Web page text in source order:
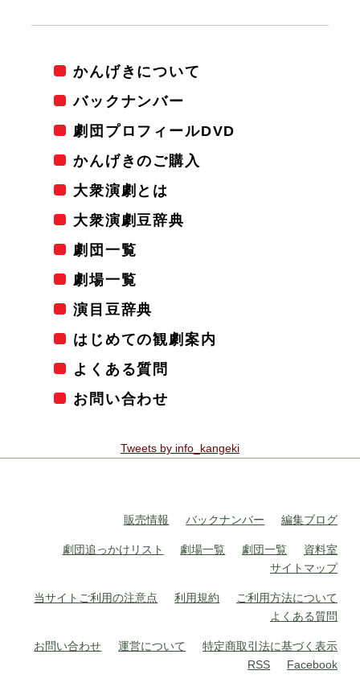
かんげきについて
バックナンバー
劇団プロフィールDVD
かんげきのご購入
大衆演劇とは
大衆演劇豆辞典
劇団一覧
劇場一覧
演目豆辞典
はじめての観劇案内
よくある質問
お問い合わせ
Tweets by info_kangeki
販売情報 バックナンバー 編集ブログ
劇団追っかけリスト 劇場一覧 劇団一覧
資料室
サイトマップ
当サイトご利用の注意点 利用規約
ご利用方法について
よくある質問
お問い合わせ 運営について
特定商取引法に基づく表示
RSS
Facebook